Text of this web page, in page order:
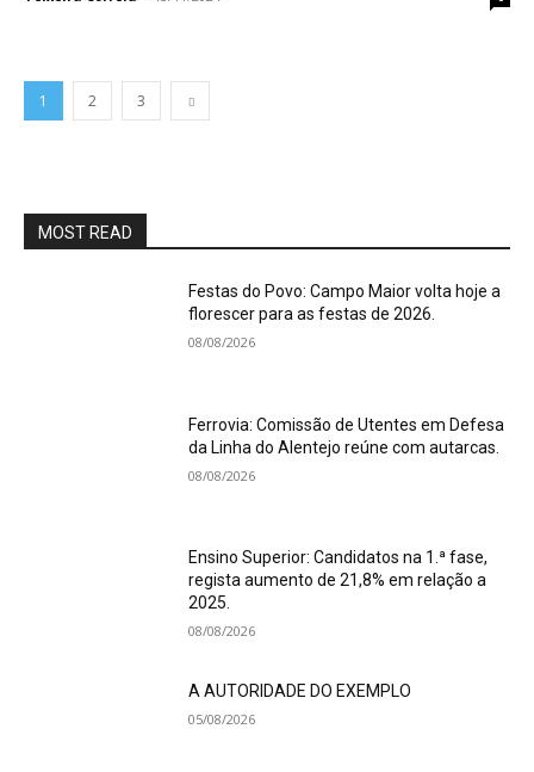
1 2 3
MOST READ
Festas do Povo: Campo Maior volta hoje a
florescer para as festas de 2026.
08/08/2026
Ferrovia: Comissão de Utentes em Defesa
da Linha do Alentejo reúne com autarcas.
08/08/2026
Ensino Superior: Candidatos na 1.ª fase,
regista aumento de 21,8% em relação a
2025.
08/08/2026
A AUTORIDADE DO EXEMPLO
05/08/2026